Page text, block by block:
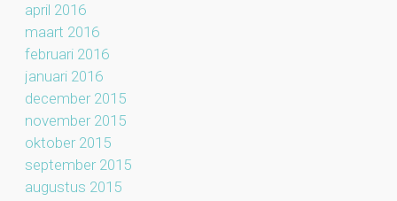
april 2016
maart 2016
februari 2016
januari 2016
december 2015
november 2015
oktober 2015
september 2015
augustus 2015